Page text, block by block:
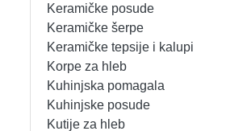
OSTALO ELEC
PANELNE GREJALICE
PEGLE
POSLUŽAVNICI
RENDE
RUČNE MAŠINE
Keramičke posude
Keramičke šerpe
Keramičke tepsije i kalupi
Korpe za hleb
Kuhinjska pomagala
Kuhinjske posude
Kutije za hleb